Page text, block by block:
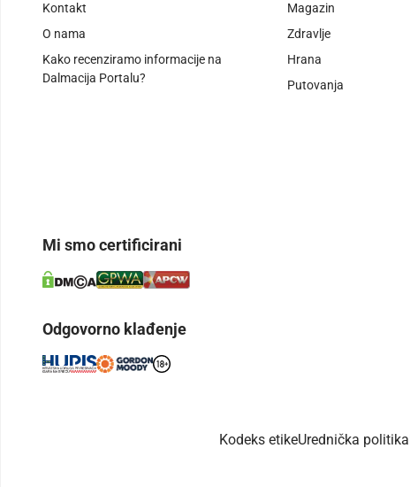
Kontakt
O nama
Kako recenziramo informacije na
Dalmacija Portalu?
Magazin
Zdravlje
Hrana
Putovanja
Mi smo certificirani
Odgovorno klađenje
Kodeks etikeUrednička politika